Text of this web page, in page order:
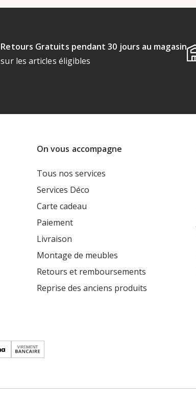
Retours Gratuits pendant 30 jours au magasin
sur les articles éligibles
On vous accompagne
Tous nos services
Services Déco
Carte cadeau
Paiement
Livraison
Montage de meubles
Retours et remboursements
Reprise des anciens produits